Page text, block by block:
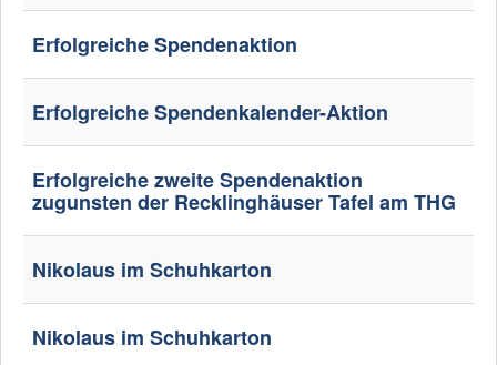
Erfolgreiche Spendenaktion
Erfolgreiche Spendenkalender-Aktion
Erfolgreiche zweite Spendenaktion
zugunsten der Recklinghäuser Tafel am THG
Nikolaus im Schuhkarton
Nikolaus im Schuhkarton